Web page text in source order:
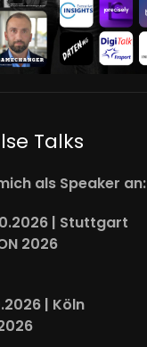
Talks
als Speaker an:
| Stuttgart
2026
| Köln